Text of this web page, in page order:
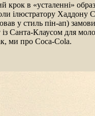
крок в «усталенні»
ілюстратору Хаддону
у стиль пін-ап)
Санта-Клаусом для
ми про Coca-Cola.